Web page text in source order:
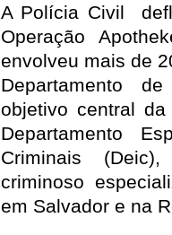
A Polícia Civil
Operação
envolveu mais de
Departamento
objetivo central
Departamento
Criminais
criminoso
em Salvador e na